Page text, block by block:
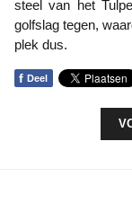
steel van het
golfslag tegen,
plek dus.
f Deel